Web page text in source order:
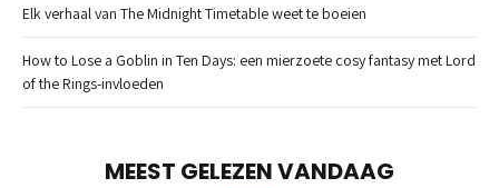
Elk verhaal van The Midnight Timetable weet te boeien
How to Lose a Goblin in Ten Days: een mierzoete cosy fantasy met Lord
of the Rings-invloeden
MEEST GELEZEN VANDAAG